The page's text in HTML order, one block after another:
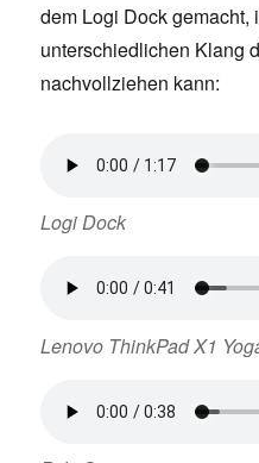
dem Logi Dock gemacht,
unterschiedlichen Klang
nachvollziehen kann:
Logi Dock
Lenovo ThinkPad X1